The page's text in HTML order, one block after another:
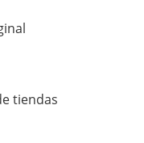
tiendas